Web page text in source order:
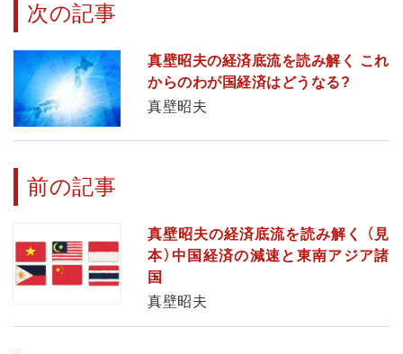
次の記事
真壁昭夫の経済底流を読み解く これ
からのわが国経済はどうなる?
真壁昭夫
前の記事
真壁昭夫の経済底流を読み解く （見
本）中国経済の減速と東南アジア諸
国
真壁昭夫